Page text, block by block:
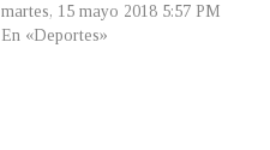
martes, 15 mayo 2018 5:57 PM
En «Deportes»